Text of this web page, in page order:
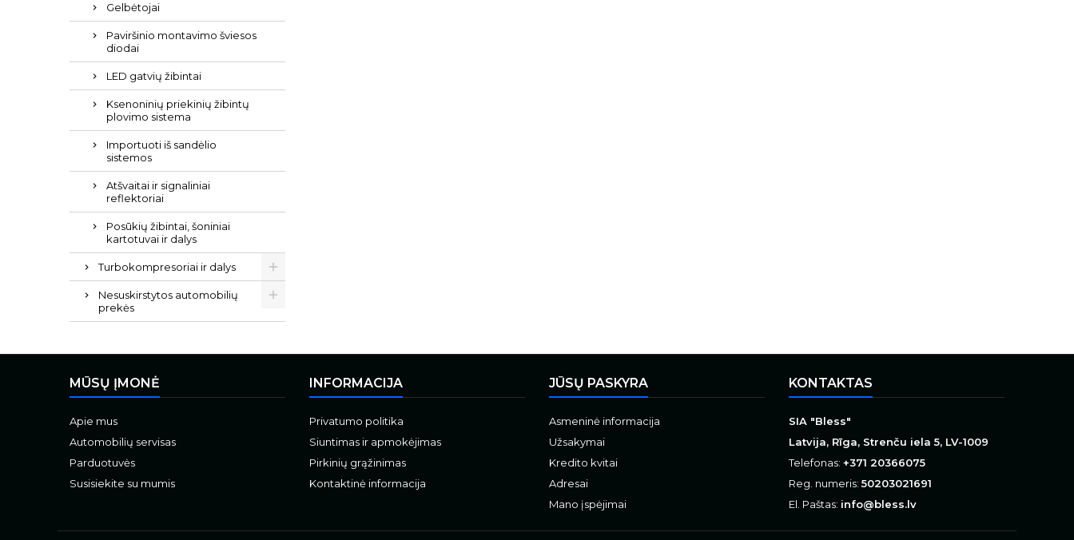
Gelbėtojai
Paviršinio montavimo šviesos
diodai
LED gatvių žibintai
Ksenoninių priekinių žibintų
plovimo sistema
Importuoti iš sandėlio
sistemos
Atšvaitai ir signaliniai
reflektoriai
Posūkių žibintai, šoniniai
kartotuvai ir dalys
Turbokompresoriai ir dalys
Nesuskirstytos automobilių
prekės
MŪSŲ ĮMONĖ
Apie mus
Automobilių servisas
Parduotuvės
Susisiekite su mumis
INFORMACIJA
Privatumo politika
Siuntimas ir apmokėjimas
Pirkinių grąžinimas
Kontaktinė informacija
JŪSŲ PASKYRA
Asmeninė informacija
Užsakymai
Kredito kvitai
Adresai
Mano įspėjimai
KONTAKTAS
SIA "Bless"
Latvija, Rīga, Strenču iela 5, LV-1009
Telefonas: +371 20366075
Reg. numeris:50203021691
El. Paštas: info@bless.lv